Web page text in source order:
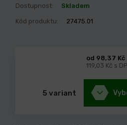
Dostupnost:
Skladem
Kód produktu: 27475.01
od 98,37 Kč
119,03 Kč s
5 variant